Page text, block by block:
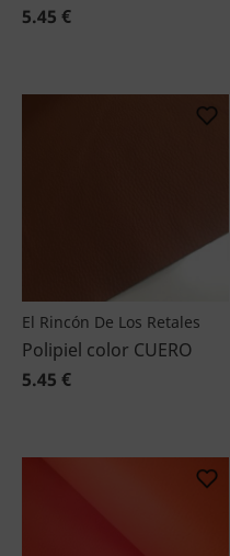
5.45 €
El Rincón De Los Retales
Polipiel color CUERO
5.45 €